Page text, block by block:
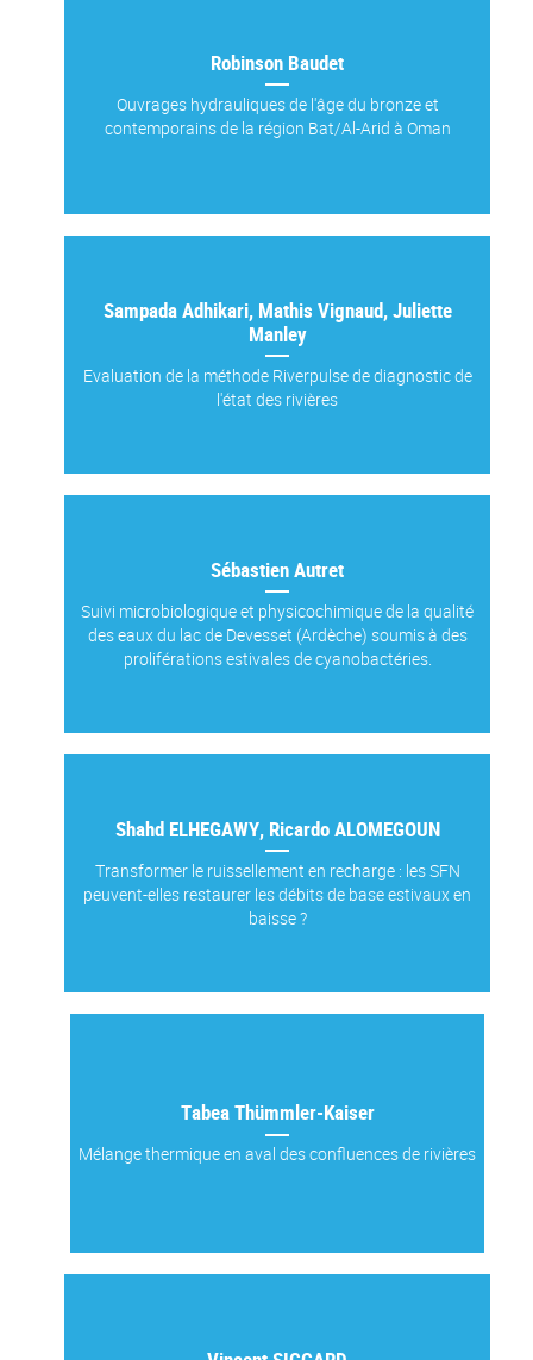
Robinson Baudet
Ouvrages hydrauliques de l'âge du bronze et
contemporains de la région Bat/Al-Arid à Oman
Sampada Adhikari, Mathis Vignaud, Juliette
Manley
Evaluation de la méthode Riverpulse de diagnostic de
l'état des rivières
Sébastien Autret
Suivi microbiologique et physicochimique de la qualité
des eaux du lac de Devesset (Ardèche) soumis à des
proliférations estivales de cyanobactéries.
Shahd ELHEGAWY, Ricardo ALOMEGOUN
Transformer le ruissellement en recharge : les SFN
peuvent-elles restaurer les débits de base estivaux en
baisse ?
Tabea Thümmler-Kaiser
Mélange thermique en aval des confluences de rivières